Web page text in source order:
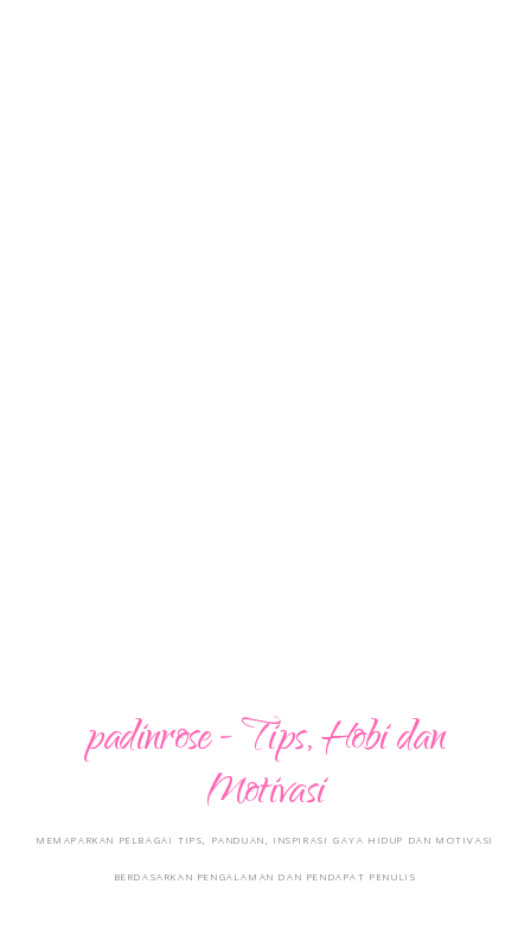
padinrose - Tips, Hobi dan
Motivasi
MEMAPARKAN PELBAGAI TIPS, PANDUAN, INSPIRASI GAYA HIDUP DAN MOTIVASI
BERDASARKAN PENGALAMAN DAN PENDAPAT PENULIS